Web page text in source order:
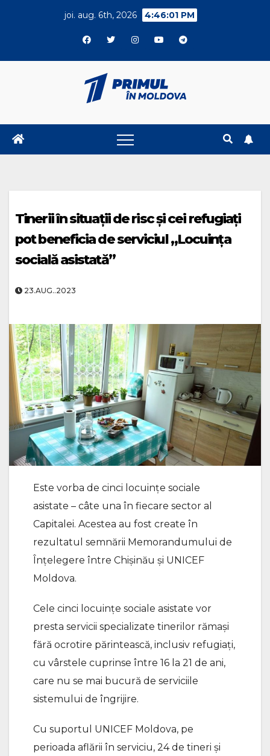
joi. aug. 6th, 2026 4:46:02 PM
Tinerii în situații de risc și cei refugiați
pot beneficia de serviciul „Locuința
socială asistată”
23.AUG..2023
Este vorba de cinci locuințe sociale
asistate – câte una în fiecare sector al
Capitalei. Acestea au fost create în
rezultatul semnării Memorandumului de
Înțelegere între Chișinău și UNICEF
Moldova.
Cele cinci locuințe sociale asistate vor
presta servicii specializate tinerilor rămaşi
fără ocrotire părintească, inclusiv refugiaţi,
cu vârstele cuprinse între 16 la 21 de ani,
care nu se mai bucură de serviciile
sistemului de îngrijire.
Cu suportul UNICEF Moldova, pe
perioada aflării în serviciu, 24 de tineri și